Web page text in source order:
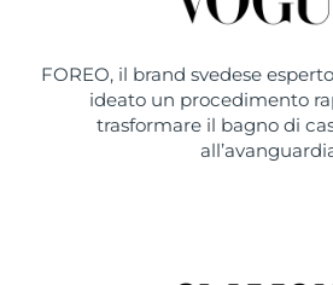
FOREO, il brand svedese
ideato un procedimento
trasformare il bagno di